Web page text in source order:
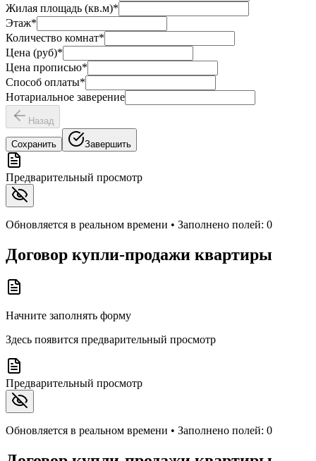
Жилая площадь (кв.м)*
Этаж*
Количество комнат*
Цена (руб)*
Цена прописью*
Способ оплаты*
Нотариальное заверение
Назад
Сохранить Завершить
Предварительный просмотр
Обновляется в реальном времени • Заполнено полей: 0
Договор купли-продажи квартиры
Начните заполнять форму
Здесь появится предварительный просмотр
Предварительный просмотр
Обновляется в реальном времени • Заполнено полей: 0